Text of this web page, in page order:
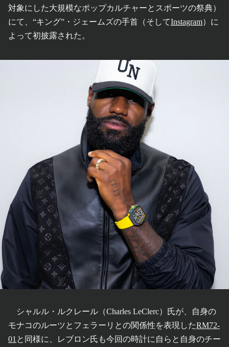
対象にした大規模なポップカルチャーとスポーツの祭典）
にて、“キング”・ジェームズの手首（そしてInstagram）に
よって初披露された。
シャルル・ルクレール（Charles LeClerc）氏が、自身の
モナコのルーツとフェラーリとの関係性を表現したRM72-
01 と同様に、レブロン氏も今回の時計に自らと自身のチー